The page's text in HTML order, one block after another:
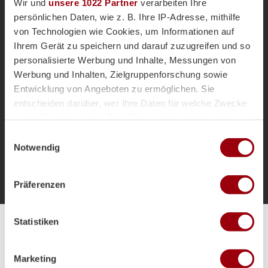
Wir und unsere 1022 Partner verarbeiten Ihre
persönlichen Daten, wie z. B. Ihre IP-Adresse, mithilfe
von Technologien wie Cookies, um Informationen auf
Ihrem Gerät zu speichern und darauf zuzugreifen und so
personalisierte Werbung und Inhalte, Messungen von
Werbung und Inhalten, Zielgruppenforschung sowie
Entwicklung von Angeboten zu ermöglichen. Sie
entscheiden darüber, wer Ihre Daten für welche Zwecke
Trigger Symbol ändern oder widerrufen
Informationen über Ihre geografische Lage erfassen,
Ihr Gerät durch aktives Scannen nach bestimmten
Merkmalen (Fingerprinting) identifizieren
verarbeitet werden, und legen Sie Ihre Präferenzen im
Abschnitt Einzelheiten
Notwendig
Präferenzen
Statistiken
Marketing
Zweimal Silber, einmal Bronze!
Deutsche Ü-Nationalmannschaften glänzen bei
WMH European Championships in Ludwigsburg.
Mastershockey
Masters-EM
Masters-EM-Ludwigsburg-2025
Alle Spiele unserer Danas und Honamas live und kostenfrei